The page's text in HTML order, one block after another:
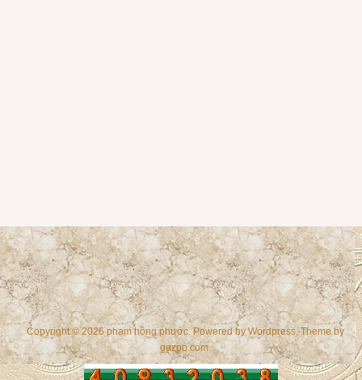
Copyright © 2026 phạm hồng phước. Powered byWordpress , Theme by
gazpo.com.